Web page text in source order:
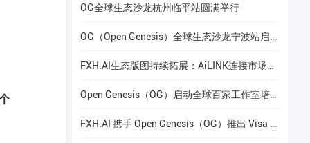
OG全球生态沙龙杭州临平站圆满举行
OG（Open Genesis）全球生态沙龙宁波站启幕，聚焦AI × Web3共识与应用落地
FXH.AI生态版图持续拓展：AiLINK连接市场数据、AI洞察与安全协作
Open Genesis（OG）启动全球百家工作室培养计划
FXH.AI 携手 Open Genesis（OG）推出 Visa 联名实体卡